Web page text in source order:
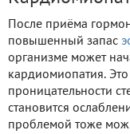
После приёма
повышенный запас
организме может
кардиомиопатия.
проницательности
становится
проблемой тоже